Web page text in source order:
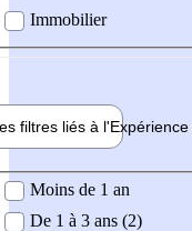
Immobilier
filtres liés à l'Expérience
demandée
Moins de 1 an
De 1 à 3 ans (2)